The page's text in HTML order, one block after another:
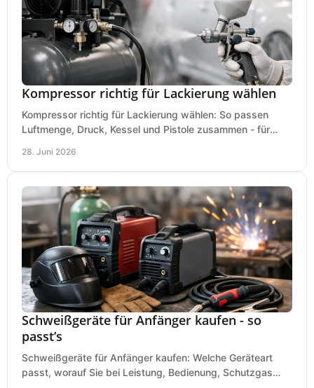
Kompressor richtig für Lackierung wählen
Kompressor richtig für Lackierung wählen: So passen
Luftmenge, Druck, Kessel und Pistole zusammen - für
28. Juni 2026
Schweißgeräte für Anfänger kaufen - so
passt’s
Schweißgeräte für Anfänger kaufen: Welche Geräteart
passt, worauf Sie bei Leistung, Bedienung, Schutzgas